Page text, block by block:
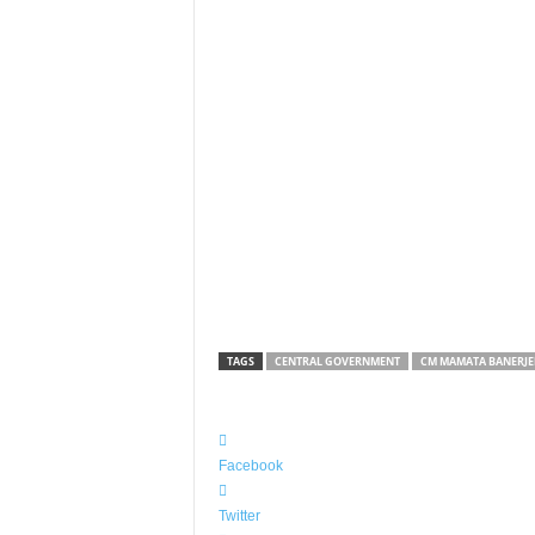
TAGS CENTRAL GOVERNMENT CM MAMATA
Facebook
Twitter